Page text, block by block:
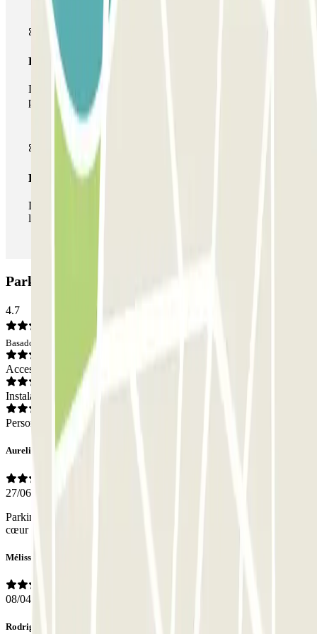
Pase multiparking
Durante tu estancia podrás hacer uso de toda la red de
parkings de este operador disponibles en Parclick.
Pase ilimitado
Durante tu estancia podrás entrar y salir del parking todas
las veces que quieras.
Parking Condal: Opiniones
4.7
Basado en 61 opiniones
Acceso
Instalaciones
Personal
Aurelie
27/06/2026
Parking facile d’accès qui était tte proche de notre location en plein
cœur de Barcelone
Mélissa
08/04/2026
Rodrigo